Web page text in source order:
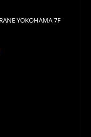
YOKOHAMA 7F